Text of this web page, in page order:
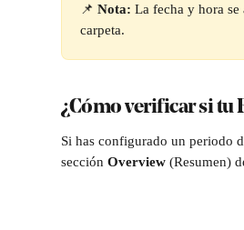
📌 Nota: La fecha y hora
carpeta.
¿Cómo verificar si tu
Si has configurado un periodo
sección Overview (Resumen)